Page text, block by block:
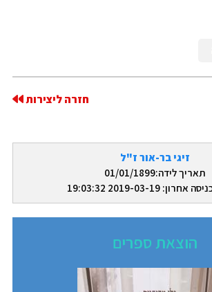
זיגי בר-אור ז"ל
תאריך לידה:01/01/1899
2019-03-19 19:03:32
הוצאת ספרים
חזרה ליצירות